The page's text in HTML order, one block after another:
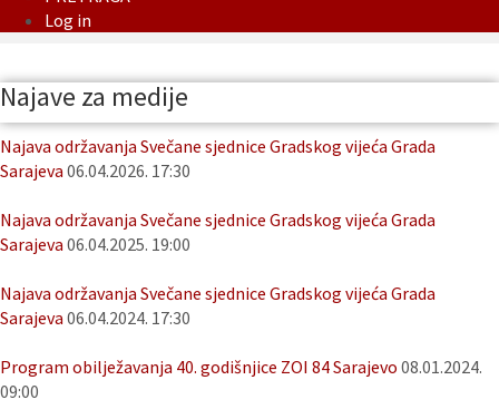
Log in
Najave za medije
Najava održavanja Svečane sjednice Gradskog vijeća Grada
Sarajeva 06.04.2026. 17:30
Najava održavanja Svečane sjednice Gradskog vijeća Grada
Sarajeva 06.04.2025. 19:00
Najava održavanja Svečane sjednice Gradskog vijeća Grada
Sarajeva 06.04.2024. 17:30
Program obilježavanja 40. godišnjice ZOI 84 Sarajevo 08.01.2024.
09:00